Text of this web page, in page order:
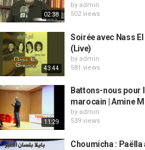
02:38
by admin
502 views
43:44
Soirée avec Nass El
(Live)
by admin
581 views
11:29
Battons-nous pour
marocain | Amine
by admin
539 views
Choumicha : Paëlla